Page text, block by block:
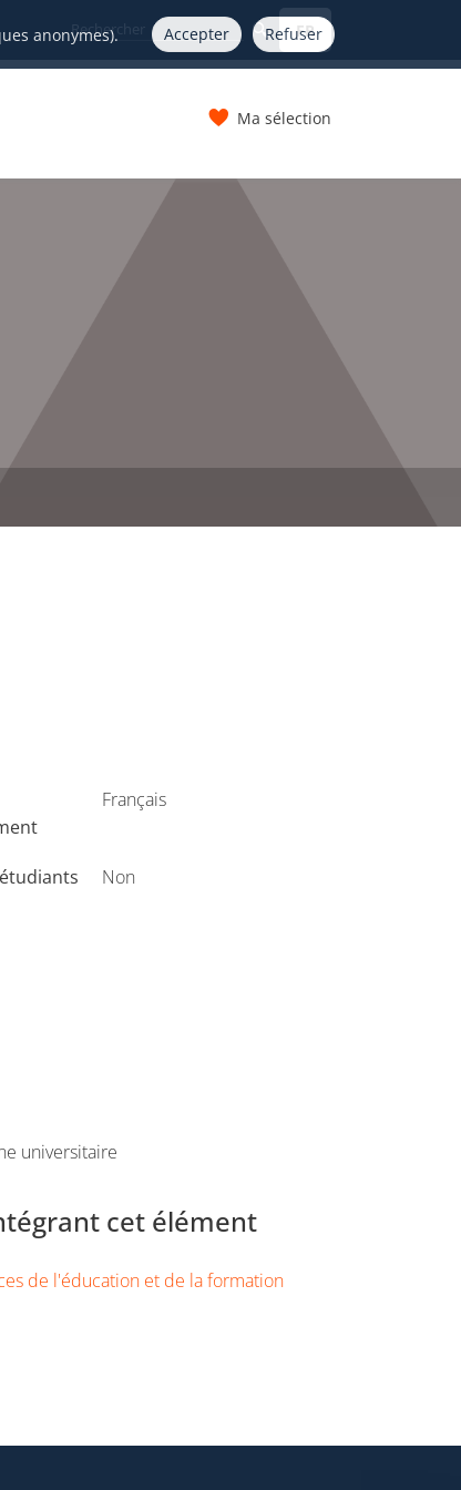
anonymes). Accepter Refuser
FR
Ma sélection
Français
Non
universitaire
cet élément
de l'éducation et de la formation